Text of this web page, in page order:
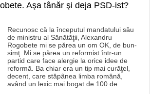
TIMIŞOARA
Aşa tânăr şi deja PSD-ist?
Recunosc că la începutul mandatului său
de ministru al Sănătăţii, Alexandru
Rogobete mi se părea un om OK, de bun-
simţ. Mi se părea un reformist într-un
partid care face alergie la orice idee de
reformă. Ba chiar era un tip mai curăţel,
decent, care stăpânea limba română,
având un lexic mai bogat de 100 de…